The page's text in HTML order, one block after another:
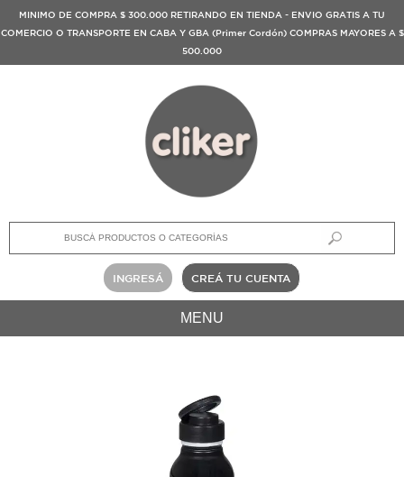
MINIMO DE COMPRA $ 300.000 RETIRANDO EN TIENDA - ENVIO GRATIS A TU
COMERCIO O TRANSPORTE EN CABA Y GBA (Primer Cordón) COMPRAS MAYORES A $
500.000
INGRESÁ CREÁ TU CUENTA
MENU